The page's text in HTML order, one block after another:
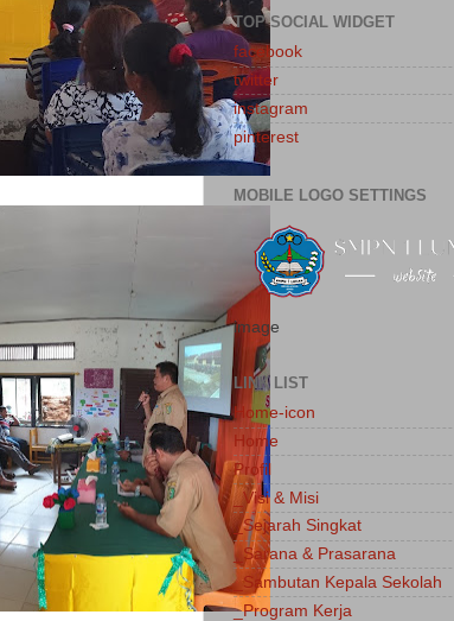
TOP SOCIAL WIDGET
facebook
twitter
instagram
pinterest
MOBILE LOGO SETTINGS
image
LINK LIST
Home-icon
Home
Profil
_Visi & Misi
_Sejarah Singkat
_Sarana & Prasarana
_Sambutan Kepala Sekolah
_Program Kerja